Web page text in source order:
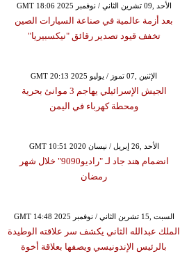
GMT 18:06 2025 الأحد ,09 تشرين الثاني / نوفمبر
بعد أزمة عالمية في صناعة السيارات الصين
تخفف قيود تصدير رقائق "نيكسبيريا"
GMT 20:13 2025 الإثنين ,07 تموز / يوليو
الجيش الإسرائيلي يهاجم 3 موانئ بحرية
ومحطة كهرباء في اليمن
GMT 10:51 2020 الأحد ,26 إبريل / نيسان
انضمام هند جاد لـ "راديو9090" خلال شهر
رمضان
GMT 14:48 2025 السبت ,15 تشرين الثاني / نوفمبر
الملك عبدالله الثاني يكشف سر علاقته الوطيدة
بالرئيس الإندونيسي ويصفها بعلاقة أخوة